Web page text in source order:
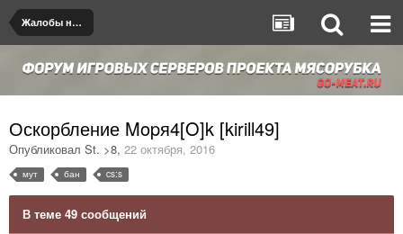
Жалобы на игроков/админов
Оскорбление Mopя4[O]k [kirill49]
Опубликовал St. >8, 22 октября, 2016
мут бан cs:s
В теме 49 сообщений